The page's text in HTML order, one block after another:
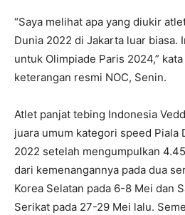
“Saya melihat apa yang diukir
Dunia 2022 di Jakarta luar biasa.
untuk Olimpiade Paris 2024,”
keterangan resmi NOC, Senin.
Atlet panjat tebing Indonesia
juara umum kategori speed Piala
2022 setelah mengumpulkan
dari kemenangannya pada dua
Korea Selatan pada 6-8 Mei dan
Serikat pada 27-29 Mei lalu.